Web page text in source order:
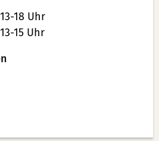
18 Uhr
15 Uhr